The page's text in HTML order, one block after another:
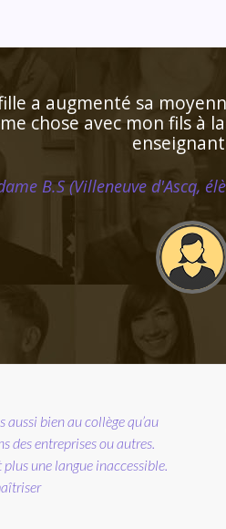
à l'écoute qui s'adapte
Madame M.N (Bordeaux,
les lacunes de
Madame R.Y (Saint Cloud,
expérience en tant que
et jusqu'aux classes
adaptés aux besoins et aux